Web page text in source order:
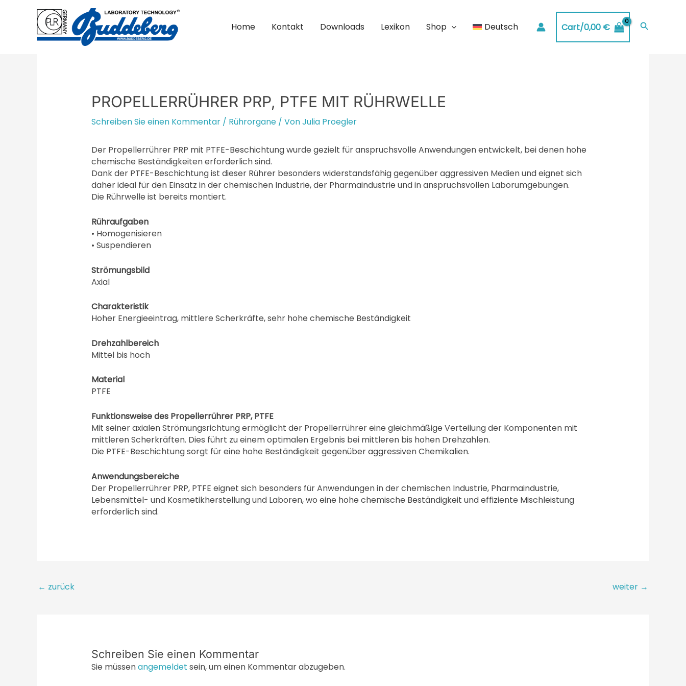
Home Kontakt Downloads Lexikon Shop Deutsch Cart/0,00 € Suchen
PROPELLERRÜHRER PRP, PTFE MIT RÜHRWELLE
Schreiben Sie einen Kommentar / Rührorgane/ VonJulia Proegler
Der Propellerrührer PRP mit PTFE-Beschichtung wurde gezielt für anspruchsvolle Anwendungen entwickelt, bei denen hohe
chemische Beständigkeiten erforderlich sind.
Dank der PTFE-Beschichtung ist dieser Rührer besonders widerstandsfähig gegenüber aggressiven Medien und eignet sich
daher ideal für den Einsatz in der chemischen Industrie, der Pharmaindustrie und in anspruchsvollen Laborumgebungen.
Die Rührwelle ist bereits montiert.
Rühraufgaben
• Homogenisieren
• Suspendieren
Strömungsbild
Axial
Charakteristik
Hoher Energieeintrag, mittlere Scherkräfte, sehr hohe chemische Beständigkeit
Drehzahlbereich
Mittel bis hoch
Material
PTFE
Funktionsweise des Propellerrührer PRP, PTFE
Mit seiner axialen Strömungsrichtung ermöglicht der Propellerrührer eine gleichmäßige Verteilung der Komponenten mit
mittleren Scherkräften. Dies führt zu einem optimalen Ergebnis bei mittleren bis hohen Drehzahlen.
Die PTFE-Beschichtung sorgt für eine hohe Beständigkeit gegenüber aggressiven Chemikalien.
Anwendungsbereiche
Der Propellerrührer PRP, PTFE eignet sich besonders für Anwendungen in der chemischen Industrie, Pharmaindustrie,
Lebensmittel- und Kosmetikherstellung und Laboren, wo eine hohe chemische Beständigkeit und effiziente Mischleistung
erforderlich sind.
Beitragsnavigation
← zurück weiter →
Schreiben Sie einen Kommentar
Sie müssenangemeldet sein, um einen Kommentar abzugeben.